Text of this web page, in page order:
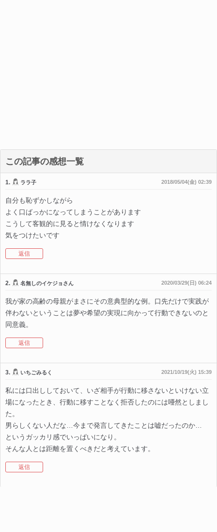
この記事の感想一覧
1. ララ子 2018/05/04(金) 02:39
自分も恥ずかしながら
よく口ばっかになってしまうことがあります
こうして客観的に見ると情けなくなります
気をつけたいです
返信
2. 名無しのイケジョさん 2020/03/29(日) 06:24
我が家の高齢の母親がまさにその意典型的な例。口先だけで実践が
伴わないということは夢や希望の実現に向かって行動できないのと
同意義。
返信
3. いちごみるく 2021/10/19(火) 15:39
私には口出ししておいて、いざ相手が行動に移さないといけない立
場になったとき、行動に移すことなく拒否したのには唖然としまし
た。
男らしくない人だな…今まで発言してきたことは嘘だったのか…
というガッカリ感でいっぱいになり。
そんな人とは距離を置くべきだと考えています。
返信